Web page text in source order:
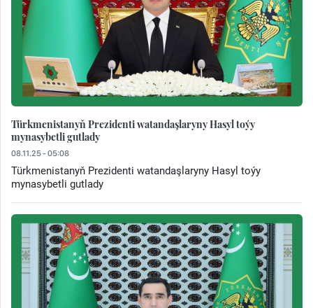
Türkmenistanyň Prezidenti watandaşlaryny Hasyl toýy
mynasybetli gutlady
08.11.25 - 05:08
Türkmenistanyň Prezidenti watandaşlaryny Hasyl toýy
mynasybetli gutlady